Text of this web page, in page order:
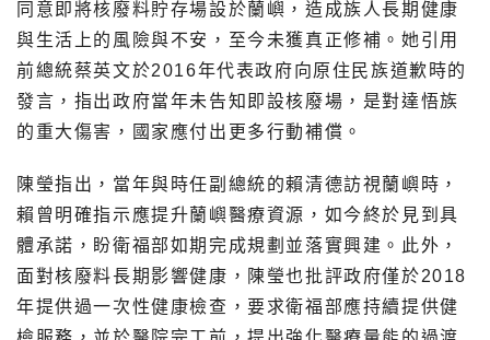
同意即將核廢料貯存場設於蘭嶼，造成族人長期健康
與生活上的風險與不安，至今未獲真正修補。她引用
前總統蔡英文於2016年代表政府向原住民族道歉時的
發言，指出政府當年未告知即設核廢場，是對達悟族
的重大傷害，國家應付出更多行動補償。
陳瑩指出，當年與時任副總統的賴清德訪視蘭嶼時，
賴曾明確指示應提升蘭嶼醫療資源，如今終於見到具
體承諾，盼衛福部如期完成規劃並落實興建。此外，
面對核廢料長期影響健康，陳瑩也批評政府僅於2018
年提供過一次性健康檢查，要求衛福部應持續提供健